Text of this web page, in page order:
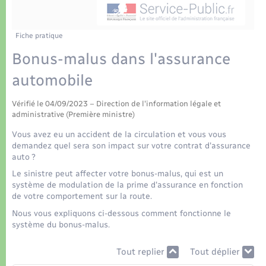
Eau - Assainissement
Transports
Logement - Urbanisme
Loisirs
Seniors
Nouvel habitant
Numérique
Travaux - Autorisation d’occupation de l’espace
Plan interactif
Présentation de la commune
Fiche pratique
Bonus-malus dans l'assurance
automobile
Vérifié le 04/09/2023 – Direction de l'information légale et
administrative (Première ministre)
Vous avez eu un accident de la circulation et vous vous
demandez quel sera son impact sur votre contrat d'assurance
auto ?
Le sinistre peut affecter votre bonus-malus, qui est un
système de modulation de la prime d'assurance en fonction
de votre comportement sur la route.
Nous vous expliquons ci-dessous comment fonctionne le
système du bonus-malus.
Tout replier Tout déplier